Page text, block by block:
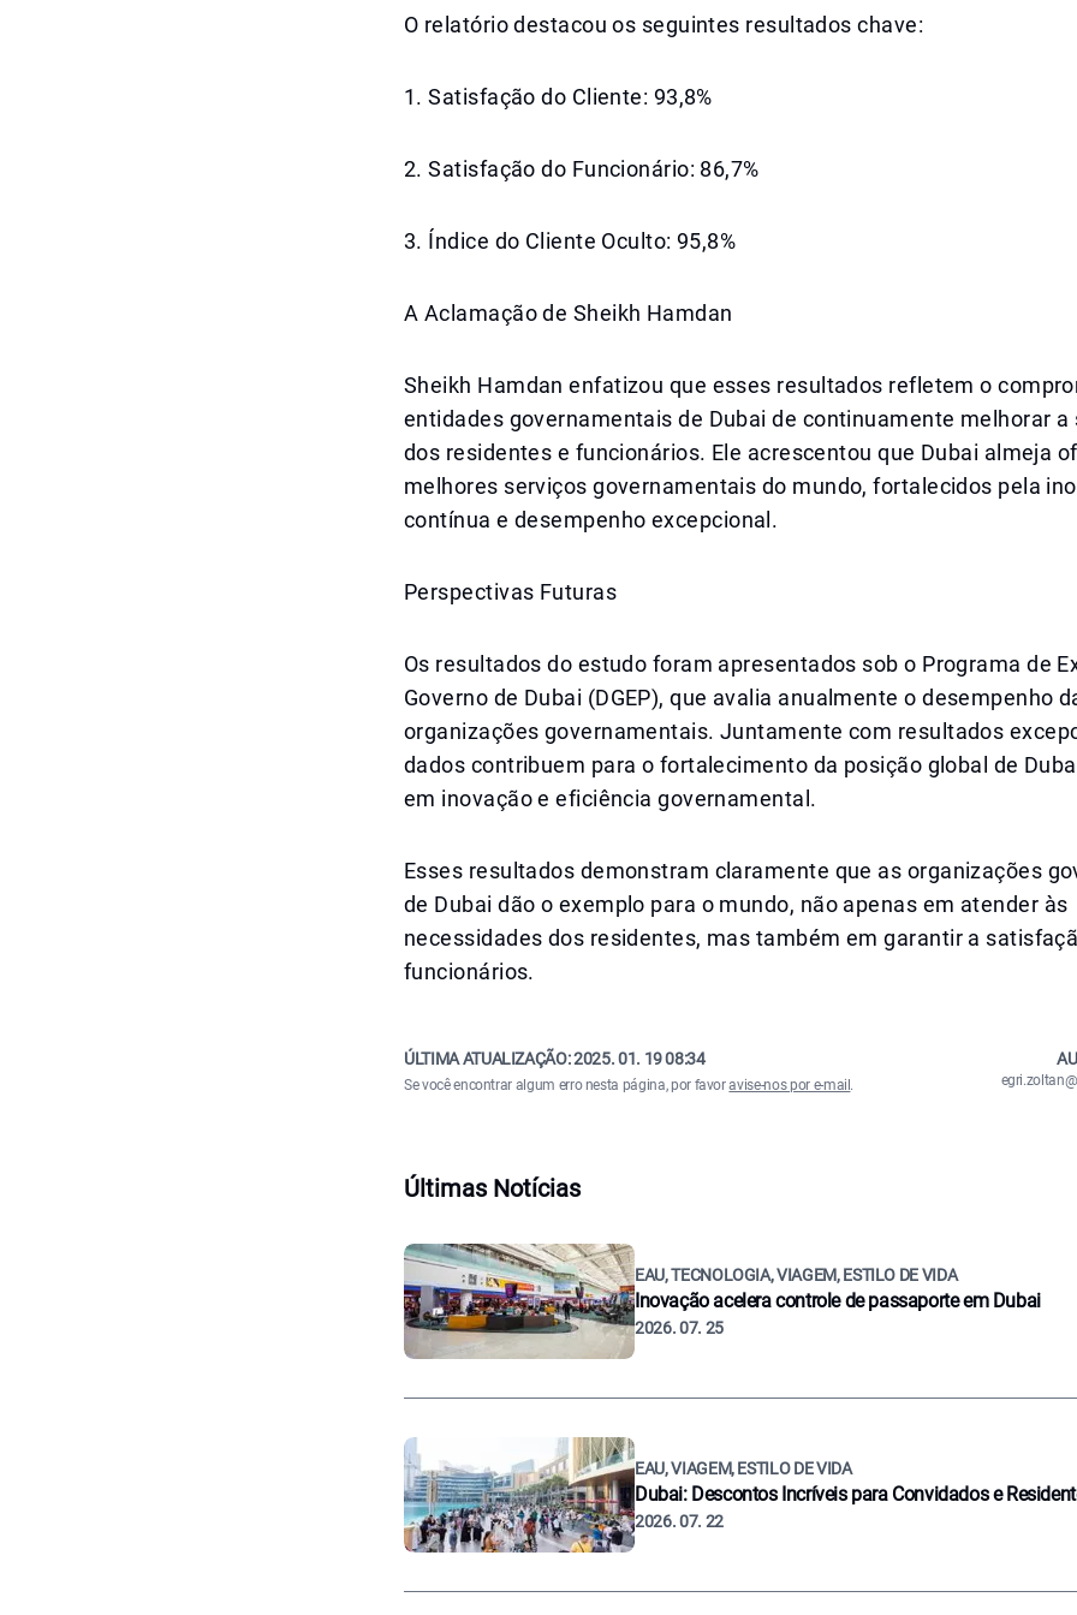
O relatório destacou os seguintes resultados chave:
1. Satisfação do Cliente: 93,8%
2. Satisfação do Funcionário: 86,7%
3. Índice do Cliente Oculto: 95,8%
A Aclamação de Sheikh Hamdan
Sheikh Hamdan enfatizou que esses resultados refletem o
entidades governamentais de Dubai de continuamente melhorar
dos residentes e funcionários. Ele acrescentou que Dubai almeja
melhores serviços governamentais do mundo, fortalecidos pela
contínua e desempenho excepcional.
Perspectivas Futuras
Os resultados do estudo foram apresentados sob o Programa de
Governo de Dubai (DGEP), que avalia anualmente o desempenho
organizações governamentais. Juntamente com resultados
dados contribuem para o fortalecimento da posição global de
em inovação e eficiência governamental.
Esses resultados demonstram claramente que as organizações
de Dubai dão o exemplo para o mundo, não apenas em atender às
necessidades dos residentes, mas também em garantir a
funcionários.
ÚLTIMA ATUALIZAÇÃO:2025. 01. 19 08:34
Se você encontrar algum erro nesta página, por favoravise-nos por e-mail .
Últimas Notícias
EAU, TECNOLOGIA, VIAGEM, ESTILO DE VIDA
Inovação acelera controle de passaporte em Dubai
2026. 07. 25
EAU, VIAGEM, ESTILO DE VIDA
Dubai: Descontos Incríveis para Convidados e
2026. 07. 22